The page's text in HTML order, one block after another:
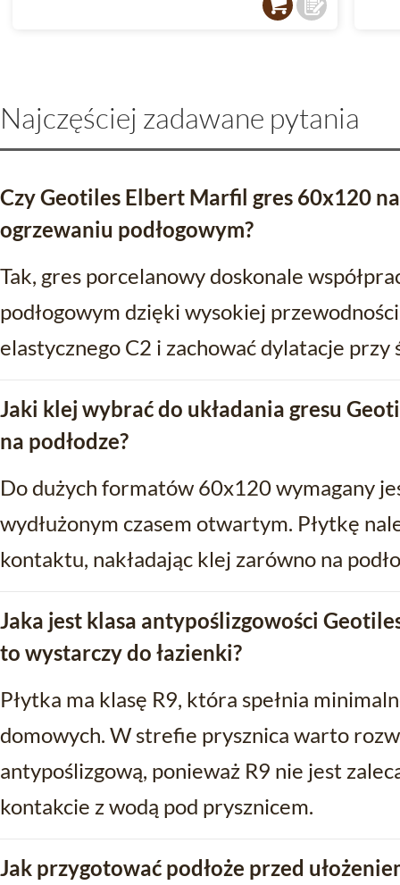
Najczęściej zadawane pytania
Czy Geotiles Elbert Marfil gres 60x120
ogrzewaniu podłogowym?
Tak, gres porcelanowy doskonale
podłogowym dzięki wysokiej
elastycznego C2 i zachować dylatacje przy
Jaki klej wybrać do układania gresu
na podłodze?
Do dużych formatów 60x120 wymagany
wydłużonym czasem otwartym. Płytkę
kontaktu, nakładając klej zarówno na
Jaka jest klasa antypoślizgowości
to wystarczy do łazienki?
Płytka ma klasę R9, która spełnia
domowych. W strefie prysznica warto
antypoślizgową, ponieważ R9 nie jest
kontakcie z wodą pod prysznicem.
Jak przygotować podłoże przed